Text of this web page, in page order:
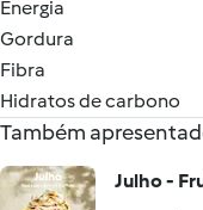
Energia
Gordura
Fibra
Hidratos de carbono
Também
Julho -